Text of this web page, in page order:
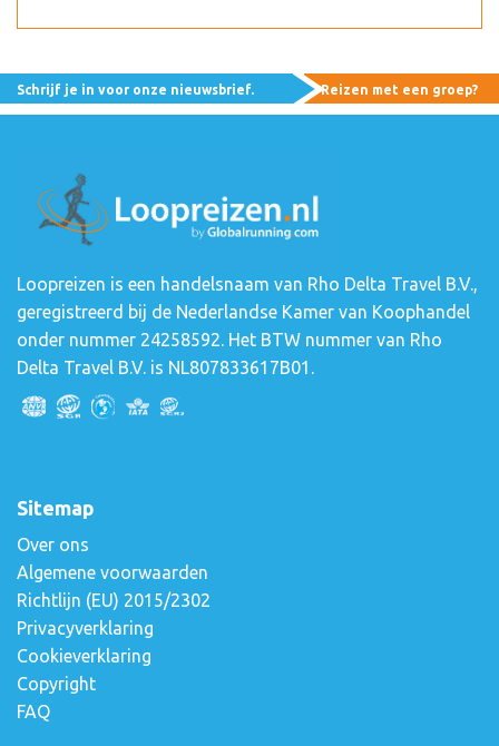
Schrijf je in voor onze nieuwsbrief. Reizen met een groep?
Loopreizen is een handelsnaam van Rho Delta Travel B.V.,
geregistreerd bij de Nederlandse Kamer van Koophandel
onder nummer 24258592. Het BTW nummer van Rho
Delta Travel B.V. is NL807833617B01.
Sitemap
Over ons
Algemene voorwaarden
Richtlijn (EU) 2015/2302
Privacyverklaring
Cookieverklaring
Copyright
FAQ